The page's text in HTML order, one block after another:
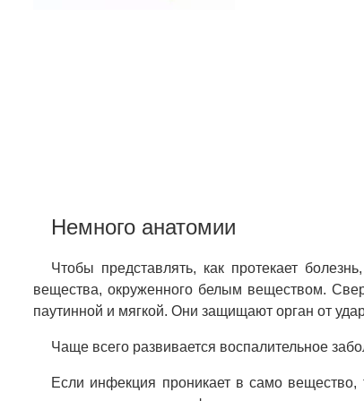
Немного анатомии
Чтобы представлять, как протекает
вещества, окруженного белым веществом.
паутинной и мягкой. Они защищают орган от
Чаще всего развивается воспалительное
Если инфекция проникает в само